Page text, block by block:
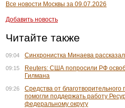
Все новости Москвы за 09.07.2026
Добавить новость
Читайте также
09:04 Синхронистка Минаева
09:15
Reuters: США попросили РФ
Гилмана
09:26
Средства от
помогли поддержать работу
федеральному округу